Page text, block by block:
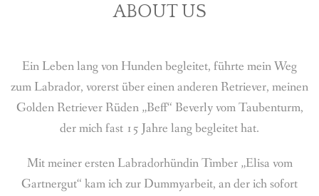
OUR DOGS
BREEDING
CONTACT
ABOUT US
Ein Leben lang von Hunden begleitet, führte mein Weg
zum Labrador, vorerst über einen anderen Retriever, meinen
Golden Retriever Rüden „Beff“ Beverly vom Taubenturm,
der mich fast 15 Jahre lang begleitet hat.
Mit meiner ersten Labradorhündin Timber „Elisa vom
Gartnergut“ kam ich zur Dummyarbeit, an der ich sofort